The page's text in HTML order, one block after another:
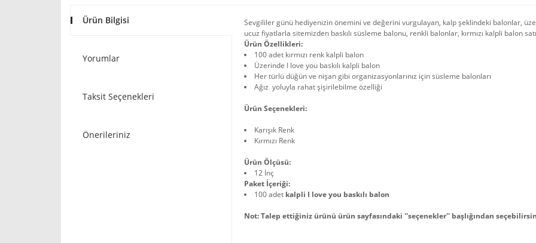
Ürün Bilgisi
Yorumlar
Taksit Seçenekleri
Önerileriniz
Sevgililer günü hediyenizin önemini ve değerini vurgulayan, kalp şeklindeki balonlar,
ucuz fiyatlarla sitemizden baskılı süsleme balonu, renkli balonlar, kırmızı kalpli balon
Ürün Özellikleri:
100 adet kırmızı renk kalpli balon
Üzerinde I love you baskılı kalpli balon
Her türlü düğün ve nişan gibi organizasyonlarınız için süsleme balonları
Ağız yoluyla rahat şişirilebilme özelliği
Ürün Seçenekleri:
Karışık Renk
Kırmızı Renk
Ürün Ölçüsü:
12 İnç
Paket İçeriği:
100 adet kalpli I love you baskılı balon
Not: Talep ettiğiniz ürünü ürün sayfasındaki ''seçenekler'' başlığından